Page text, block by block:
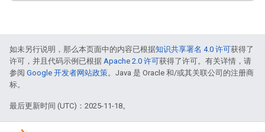
如未另行说明，那么本页面中的内容已根据知识共享署名 4.0 许可获得了
许可，并且代码示例已根据 Apache 2.0 许可获得了许可。有关详情，请
参阅 Google 开发者网站政策。Java 是 Oracle 和/或其关联公司的注册商
标。
最后更新时间 (UTC)：2025-11-18。